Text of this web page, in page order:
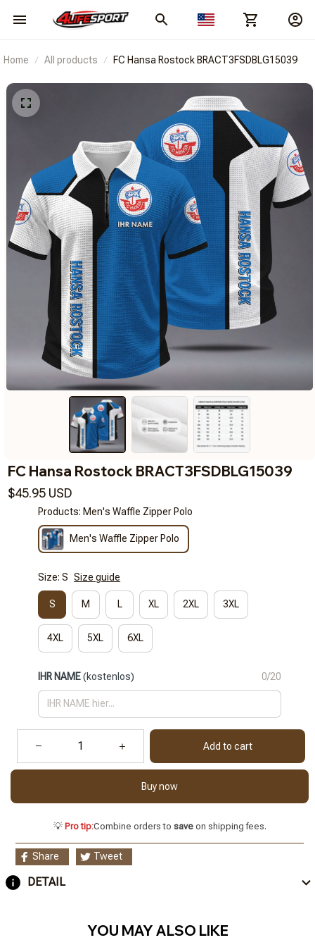
Home All products FC Hansa Rostock BRACT3FSDBLG15039
FC Hansa Rostock BRACT3FSDBLG15039
$45.95 USD
Products: Men's Waffle Zipper Polo
Men's Waffle Zipper Polo
Size: S Size guide
S M L XL 2XL 3XL
4XL 5XL 6XL
IHR NAME(kostenlos) 0/20
Add to cart
Buy now
💡 Pro tip:Combine orders to saveon shipping fees.
Share Tweet
DETAIL
YOU MAY ALSO LIKE